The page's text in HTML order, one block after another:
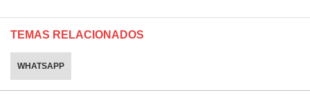
TEMAS RELACIONADOS
WHATSAPP